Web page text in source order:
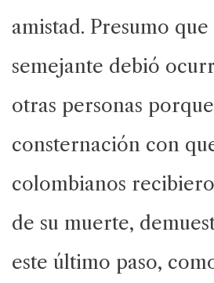
amistad. Presumo que
semejante debió
otras personas
consternación con
colombianos
de su muerte,
este último paso,